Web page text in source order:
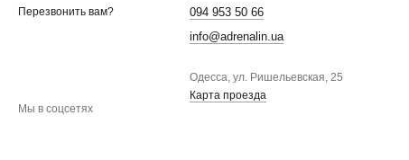
Перезвонить вам?
094 953 50 66
info@adrenalin.ua
Одесса, ул. Ришельевская, 25
Карта проезда
Мы в соцсетях